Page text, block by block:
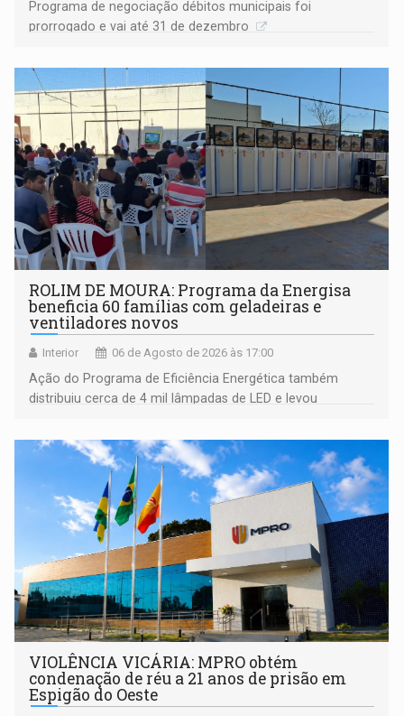
Programa de negociação débitos municipais foi
prorrogado e vai até 31 de dezembro
ROLIM DE MOURA: Programa da Energisa
beneficia 60 famílias com geladeiras e
ventiladores novos
Interior 06 de Agosto de 2026 às 17:00
Ação do Programa de Eficiência Energética também
distribuiu cerca de 4 mil lâmpadas de LED e levou
comunidade
VIOLÊNCIA VICÁRIA: MPRO obtém
condenação de réu a 21 anos de prisão em
Espigão do Oeste